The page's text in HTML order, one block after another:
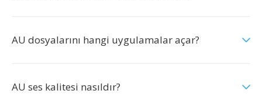
AU dosyalarını hangi uygulamalar açar?
AU ses kalitesi nasıldır?